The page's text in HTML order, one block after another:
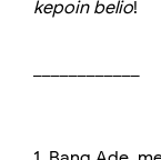
kepoin belio!